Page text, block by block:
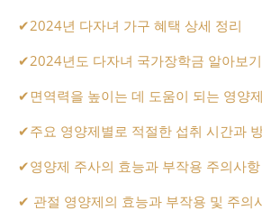
✔2024년 다자녀 가구 혜택 상세 정리
✔2024년도 다자녀 국가장학금 알아보기
✔면역력을 높이는 데 도움이 되는 영양
✔주요 영양제별로 적절한 섭취 시간과
✔영양제 주사의 효능과 부작용 주의사항
✔ 관절 영양제의 효능과 부작용 및 주의